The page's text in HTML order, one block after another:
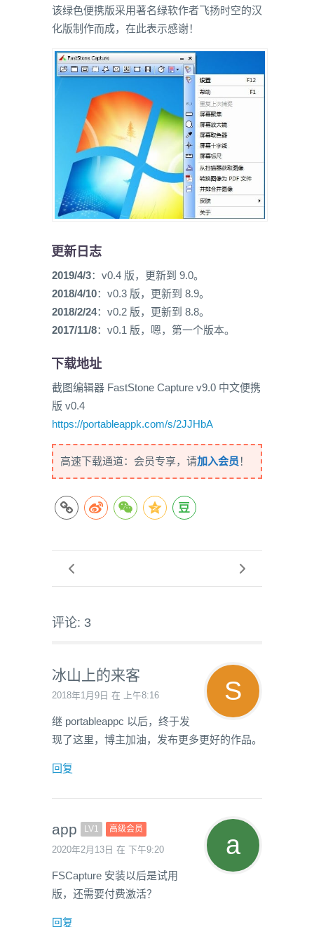
该绿色便携版采用著名绿软作者飞扬时空的汉
化版制作而成，在此表示感谢！
更新日志
2019/4/3：v0.4 版，更新到 9.0。
2018/4/10：v0.3 版，更新到 8.9。
2018/2/24：v0.2 版，更新到 8.8。
2017/11/8：v0.1 版，嗯，第一个版本。
下载地址
截图编辑器 FastStone Capture v9.0 中文便携
版 v0.4
https://portableappk.com/s/2JJHbA
高速下载通道：会员专享，请加入会员 ！
评论: 3
冰山上的来客
2018年1月9日 在 上午8:16
继 portableappc 以后，终于发
现了这里，博主加油，发布更多更好的作品。
回复
app LV1 高级会员
2020年2月13日 在 下午9:20
FSCapture 安装以后是试用
版，还需要付费激活？
回复